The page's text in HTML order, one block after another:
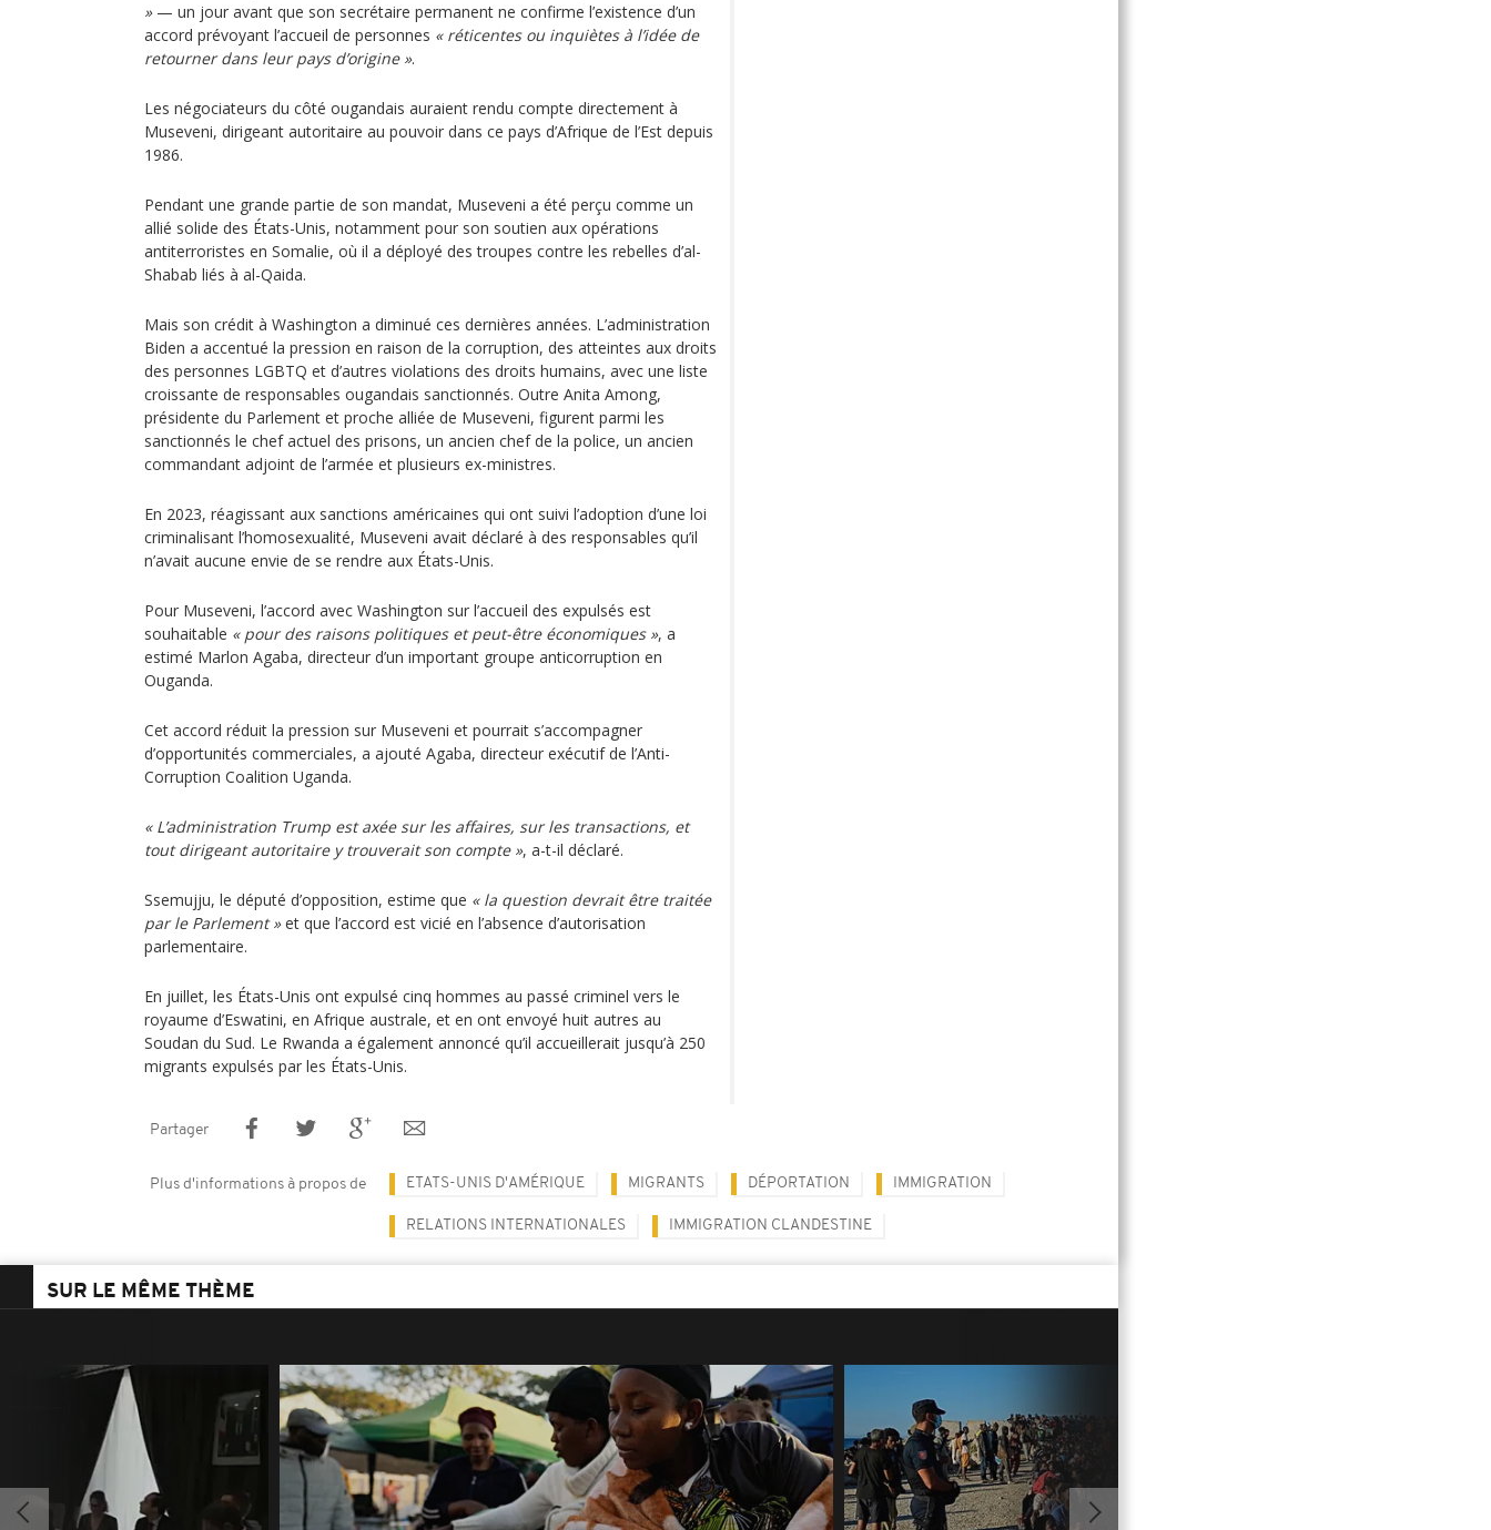
»— un jour avant que son secrétaire permanent ne confirme l’existence d’un
accord prévoyant l’accueil de personnes « réticentes ou inquiètes à l’idée de
retourner dans leur pays d’origine ».
Les négociateurs du côté ougandais auraient rendu compte directement à
Museveni, dirigeant autoritaire au pouvoir dans ce pays d’Afrique de l’Est depuis
1986.
Pendant une grande partie de son mandat, Museveni a été perçu comme un
allié solide des États-Unis, notamment pour son soutien aux opérations
antiterroristes en Somalie, où il a déployé des troupes contre les rebelles d’al-
Shabab liés à al-Qaida.
Mais son crédit à Washington a diminué ces dernières années. L’administration
Biden a accentué la pression en raison de la corruption, des atteintes aux droits
des personnes LGBTQ et d’autres violations des droits humains, avec une liste
croissante de responsables ougandais sanctionnés. Outre Anita Among,
présidente du Parlement et proche alliée de Museveni, figurent parmi les
sanctionnés le chef actuel des prisons, un ancien chef de la police, un ancien
commandant adjoint de l’armée et plusieurs ex-ministres.
En 2023, réagissant aux sanctions américaines qui ont suivi l’adoption d’une loi
criminalisant l’homosexualité, Museveni avait déclaré à des responsables qu’il
n’avait aucune envie de se rendre aux États-Unis.
Pour Museveni, l’accord avec Washington sur l’accueil des expulsés est
souhaitable « pour des raisons politiques et peut-être économiques », a
estimé Marlon Agaba, directeur d’un important groupe anticorruption en
Ouganda.
Cet accord réduit la pression sur Museveni et pourrait s’accompagner
d’opportunités commerciales, a ajouté Agaba, directeur exécutif de l’Anti-
Corruption Coalition Uganda.
« L’administration Trump est axée sur les affaires, sur les transactions, et
tout dirigeant autoritaire y trouverait son compte », a-t-il déclaré.
Ssemujju, le député d’opposition, estime que « la question devrait être traitée
par le Parlement »et que l’accord est vicié en l’absence d’autorisation
parlementaire.
En juillet, les États-Unis ont expulsé cinq hommes au passé criminel vers le
royaume d’Eswatini, en Afrique australe, et en ont envoyé huit autres au
Soudan du Sud. Le Rwanda a également annoncé qu’il accueillerait jusqu’à 250
migrants expulsés par les États-Unis.
Partager
Plus d'informations à propos de ETATS-UNIS D'AMÉRIQUE MIGRANTS DÉPORTATION IMMIGRATION
RELATIONS INTERNATIONALES IMMIGRATION CLANDESTINE
SUR LE MÊME THÈME